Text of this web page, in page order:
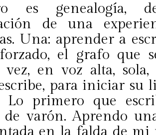
es genealogía,
de una
Una: aprender a
el grafo que
vez, en voz alta,
para iniciar su
Lo primero que
varón. Aprendo
en la falda de mi